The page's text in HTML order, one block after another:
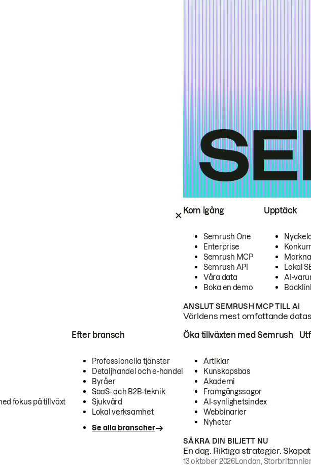
Kom igång
Semrush One
Enterprise
Semrush MCP
Semrush API
Våra data
Boka en demo
Upptäck
Lokal
AI-
ANSLUT SEMRUSH MCP TILL AI
Världens mest omfattande
fokus på tillväxt
Efter bransch
Professionella tjänster
Detaljhandel och e-handel
Byråer
SaaS- och B2B-teknik
Sjukvård
Lokal verksamhet
Se alla branscher
Öka tillväxten med Semrush
Artiklar
Kunskapsbas
Akademi
Framgångssagor
AI-synlighetsindex
Webbinarier
Nyheter
SÄKRA DIN BILJETT NU
En dag. Riktiga strategier.
13 oktober 2026London,